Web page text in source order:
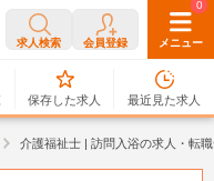
求人検索 会員登録 メニュー
0
保存した求人
0
最近見た求人
介護福祉士 | 訪問入浴の求人・転